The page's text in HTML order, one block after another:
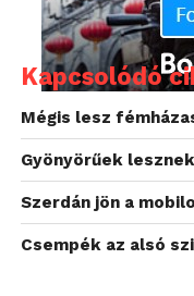
A Windows Phone
jelenlegi
rajtol Kínában,
megegyező
Kapcsolódó
Mégis lesz
Gyönyörűek
Szerdán jön a
Csempék az alsó